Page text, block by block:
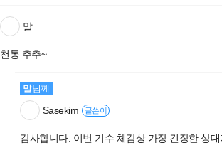
말
천통 추추~
말님께
Sasekim 글쓴이
감사합니다. 이번 기수 체감상 가장 긴장한 상